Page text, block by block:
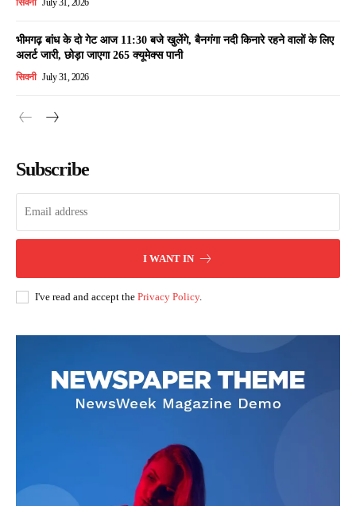
सिवनी July 31, 2026
भीमगढ़ बांध के दो गेट आज 11:30 बजे खुलेंगे, बैनगंगा नदी किनारे रहने वालों के लिए
अलर्ट जारी, छोड़ा जाएगा 265 क्यूमेक्स पानी
सिवनी July 31, 2026
Subscribe
I WANT IN
I've read and accept the Privacy Policy.